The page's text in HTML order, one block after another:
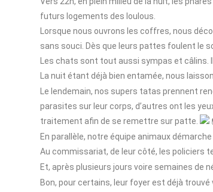
futurs logements des loulous.
Lorsque nous ouvrons les coffres, nous
sans souci. Dès que leurs pattes foulent le
Les chats sont tout aussi sympas et câlins.
La nuit étant déjà bien entamée, nous
Le lendemain, nos supers tatas prennent
parasites sur leur corps, d’autres ont les
traitement afin de se remettre sur patte.
En parallèle, notre équipe animaux
Au commissariat, de leur côté, les policiers
Et, après plusieurs jours voire semaines de
Bon, pour certains, leur foyer est déjà trouvé